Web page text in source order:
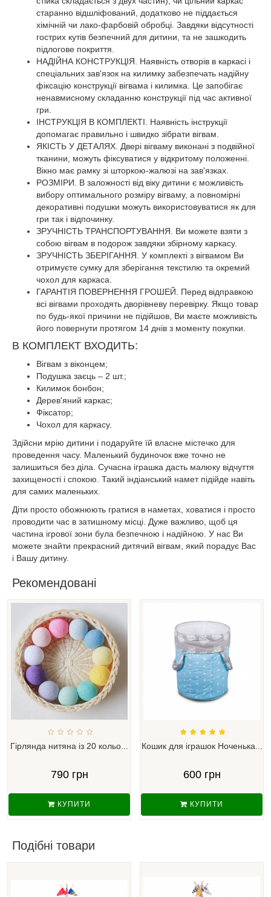
старанно відшліфований, додатково не піддається
хімічній чи лако-фарбовій обробці. Завдяки відсутності
гострих кутів безпечний для дитини, та не зашкодить
підлогове покриття.
НАДІЙНА КОНСТРУКЦІЯ. Наявність отворів в каркасі і
спеціальних зав'язок на килимку забезпечать надійну
фіксацію конструкції вігвама і килимка. Це запобігає
ненавмисному складанню конструкції під час активної
гри.
ІНСТРУКЦІЯ В КОМПЛЕКТІ. Наявність інструкції
допомагає правильно і швидко зібрати вігвам.
ЯКІСТЬ У ДЕТАЛЯХ. Двері вігваму виконані з подвійної
тканини, можуть фіксуватися у відкритому положенні.
Вікно має рамку зі шторкою-жалюзі на зав'язках.
РОЗМІРИ. В заложності від віку дитини є можливість
вибору оптимального розміру вігваму, а повномірні
декоративні подушки можуть використовуватися як для
гри так і відпочинку.
ЗРУЧНІСТЬ ТРАНСПОРТУВАННЯ. Ви можете взяти з
собою вігвам в подорож завдяки збірному каркасу.
ЗРУЧНІСТЬ ЗБЕРІГАННЯ. У комплекті з вігвамом Ви
отримуєте сумку для зберігання текстилю та окремий
чохол для каркаса.
ГАРАНТІЯ ПОВЕРНЕННЯ ГРОШЕЙ. Перед відправкою
всі вігвами проходять дворівневу перевірку. Якщо товар
по будь-якої причини не підійшов, Ви маєте можливість
його повернути протягом 14 днів з моменту покупки.
В КОМПЛЕКТ ВХОДИТЬ:
Вігвам з віконцем;
Подушка заєць – 2 шт.;
Килимок бонбон;
Дерев'яний каркас;
Фіксатор;
Чохол для каркасу.
Здійсни мрію дитини і подаруйте їй власне містечко для
проведення часу. Маленький будиночок вже точно не
залишиться без діла. Сучасна іграшка дасть малюку відчуття
захищеності і спокою. Такий індіанський намет підійде навіть
для самих маленьких.
Діти просто обожнюють гратися в наметах, ховатися і просто
проводити час в затишному місці. Дуже важливо, щоб ця
частина ігрової зони була безпечною і надійною. У нас Ви
можете знайти прекрасний дитячий вігвам, який порадує Вас
і Вашу дитину.
Рекомендовані
Гірлянда нитяна із 20 кольо...
790 грн
КУПИТИ
Кошик для іграшок Ноченька...
600 грн
КУПИТИ
Подібні товари